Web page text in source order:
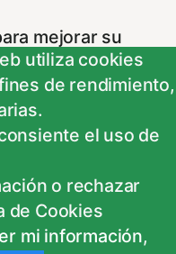
utiliza cookies
de rendimiento,
el uso de
o rechazar
de Cookies
mi información,
mejorar su
y optimizar el
sitio Web.
de servicios para
cada vez
puedes
cookies.